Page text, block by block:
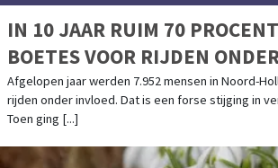
IN 10 JAAR RUIM 70
BOETES VOOR RIJDEN
NOORD-HOLLAND
Afgelopen jaar werden 7.952 mensen in Noord-
rijden onder invloed. Dat is een forse stijging in
Toen ging [...]